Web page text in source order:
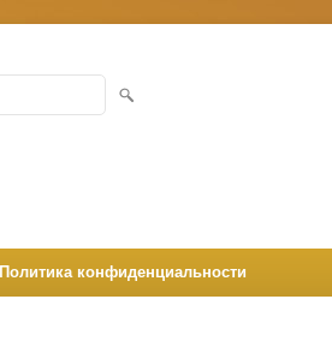
Политика конфиденциальности